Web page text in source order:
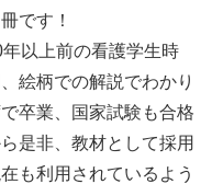
です！
以上前の看護学生時
絵柄での解説でわかり
卒業、国家試験も合格
是非、教材として採用
も利用されているよう